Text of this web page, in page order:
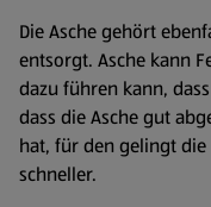
Die Asche gehört
entsorgt. Asche kann
dazu führen kann,
dass die Asche gut
hat, für den gelingt
schneller.